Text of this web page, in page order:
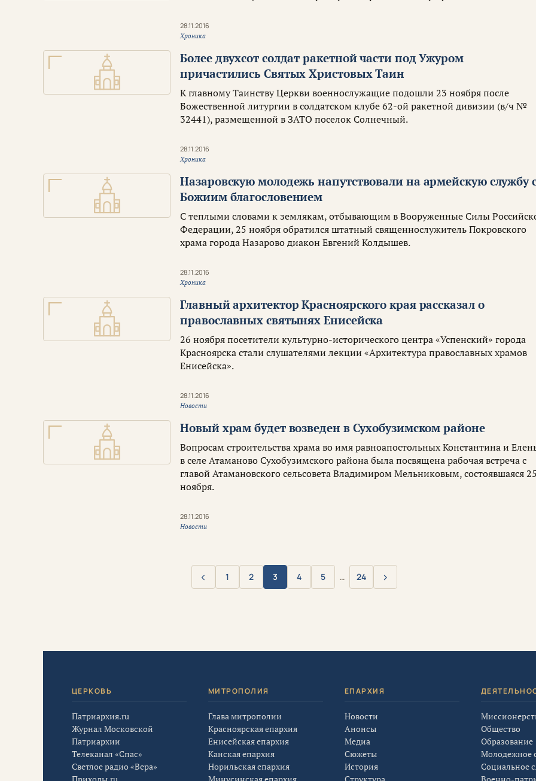
28.11.2016
Хроника
Более двухсот солдат ракетной части под Ужуром
причастились Святых Христовых Таин
К главному Таинству Церкви военнослужащие подошли 23 ноября после
Божественной литургии в солдатском клубе 62-ой ракетной дивизии (в/ч №
32441), размещенной в ЗАТО поселок Солнечный.
28.11.2016
Хроника
Назаровскую молодежь напутствовали на армейскую службу
Божиим благословением
С теплыми словами к землякам, отбывающим в Вооруженные Силы
Федерации, 25 ноября обратился штатный священнослужитель Покровского
храма города Назарово диакон Евгений Колдышев.
28.11.2016
Хроника
Главный архитектор Красноярского края рассказал о
православных святынях Енисейска
26 ноября посетители культурно-исторического центра «Успенский» города
Красноярска стали слушателями лекции «Архитектура православных храмов
Енисейска».
28.11.2016
Новости
Новый храм будет возведен в Сухобузимском районе
Вопросам строительства храма во имя равноапостольных Константина и
в селе Атаманово Сухобузимского района была посвящена рабочая встреча с
главой Атамановского сельсовета Владимиром Мельниковым, состоявшаяся
ноября.
28.11.2016
Новости
Назад
‹ 1 2 3 4 5 … 24 Вперёд
›
ЦЕРКОВЬ
Патриархия.ru
Журнал Московской
Патриархии
Телеканал «Спас»
Светлое радио «Вера»
МИТРОПОЛИЯ
Глава митрополии
Красноярская епархия
Енисейская епархия
Канская епархия
Норильская епархия
ЕПАРХИЯ
Новости
Анонсы
Медиа
Сюжеты
История
Общество
Образование
Молодежное
Социальное